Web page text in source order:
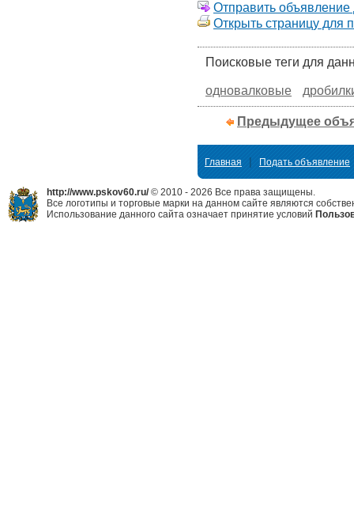
Отправить объявление
Открыть страницу для
Поисковые теги для
одновалковые
Предыдущее
Главная | Подать объявление
http://www.pskov60.ru/© 2010 - 2026 Все права защищены.
Все логотипы и торговые марки на данном сайте являются
Использование данного сайта означает принятие условий